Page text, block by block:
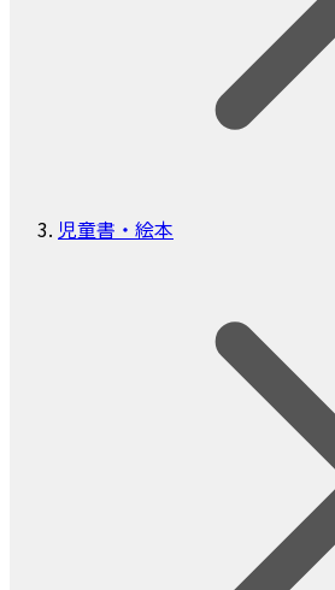
児童書・絵本